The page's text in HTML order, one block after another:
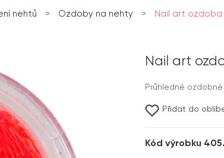
nehtů > Ozdoby na nehty > Nail art
Nail art
Průhledné
Přidat do
Kód výrobku